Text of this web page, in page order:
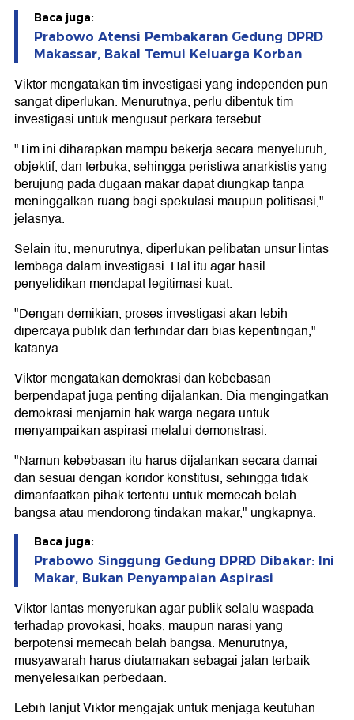
Baca juga:
Prabowo Atensi Pembakaran Gedung DPRD
Makassar, Bakal Temui Keluarga Korban
Viktor mengatakan tim investigasi yang independen pun
sangat diperlukan. Menurutnya, perlu dibentuk tim
investigasi untuk mengusut perkara tersebut.
"Tim ini diharapkan mampu bekerja secara menyeluruh,
objektif, dan terbuka, sehingga peristiwa anarkistis yang
berujung pada dugaan makar dapat diungkap tanpa
meninggalkan ruang bagi spekulasi maupun politisasi,"
jelasnya.
Selain itu, menurutnya, diperlukan pelibatan unsur lintas
lembaga dalam investigasi. Hal itu agar hasil
penyelidikan mendapat legitimasi kuat.
"Dengan demikian, proses investigasi akan lebih
dipercaya publik dan terhindar dari bias kepentingan,"
katanya.
Viktor mengatakan demokrasi dan kebebasan
berpendapat juga penting dijalankan. Dia mengingatkan
demokrasi menjamin hak warga negara untuk
menyampaikan aspirasi melalui demonstrasi.
"Namun kebebasan itu harus dijalankan secara damai
dan sesuai dengan koridor konstitusi, sehingga tidak
dimanfaatkan pihak tertentu untuk memecah belah
bangsa atau mendorong tindakan makar," ungkapnya.
Baca juga:
Prabowo Singgung Gedung DPRD Dibakar: Ini
Makar, Bukan Penyampaian Aspirasi
Viktor lantas menyerukan agar publik selalu waspada
terhadap provokasi, hoaks, maupun narasi yang
berpotensi memecah belah bangsa. Menurutnya,
musyawarah harus diutamakan sebagai jalan terbaik
menyelesaikan perbedaan.
Lebih lanjut Viktor mengajak untuk menjaga keutuhan